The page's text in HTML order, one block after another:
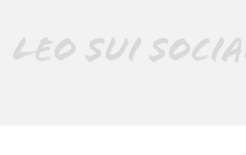
LEO SUI